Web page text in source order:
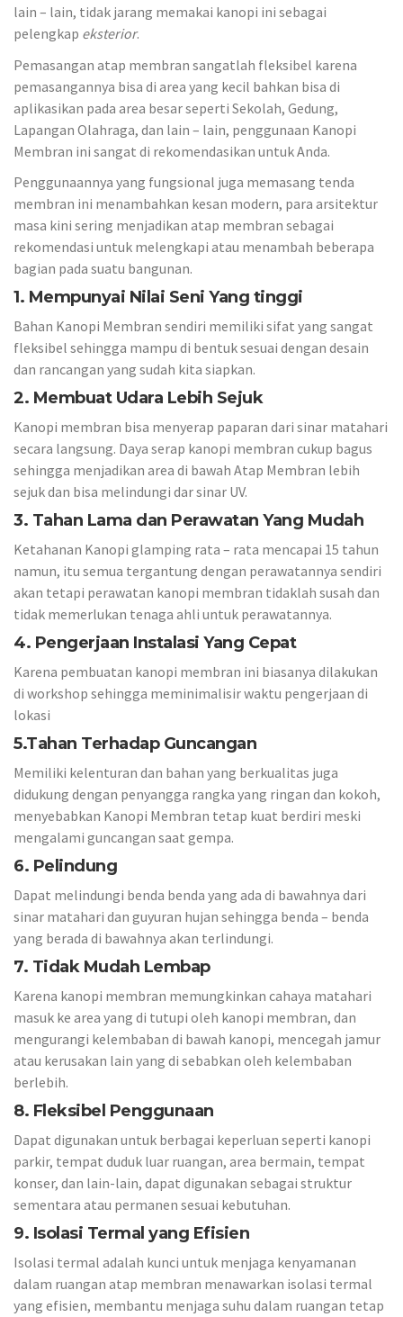
lain – lain, tidak jarang memakai kanopi ini sebagai
pelengkap eksterior.
Pemasangan atap membran sangatlah fleksibel karena
pemasangannya bisa di area yang kecil bahkan bisa di
aplikasikan pada area besar seperti Sekolah, Gedung,
Lapangan Olahraga, dan lain – lain, penggunaan Kanopi
Membran ini sangat di rekomendasikan untuk Anda.
Penggunaannya yang fungsional juga memasang tenda
membran ini menambahkan kesan modern, para arsitektur
masa kini sering menjadikan atap membran sebagai
rekomendasi untuk melengkapi atau menambah beberapa
bagian pada suatu bangunan.
1. Mempunyai Nilai Seni Yang tinggi
Bahan Kanopi Membran sendiri memiliki sifat yang sangat
fleksibel sehingga mampu di bentuk sesuai dengan desain
dan rancangan yang sudah kita siapkan.
2. Membuat Udara Lebih Sejuk
Kanopi membran bisa menyerap paparan dari sinar matahari
secara langsung. Daya serap kanopi membran cukup bagus
sehingga menjadikan area di bawah Atap Membran lebih
sejuk dan bisa melindungi dar sinar UV.
3. Tahan Lama dan Perawatan Yang Mudah
Ketahanan Kanopi glamping rata – rata mencapai 15 tahun
namun, itu semua tergantung dengan perawatannya sendiri
akan tetapi perawatan kanopi membran tidaklah susah dan
tidak memerlukan tenaga ahli untuk perawatannya.
4. Pengerjaan Instalasi Yang Cepat
Karena pembuatan kanopi membran ini biasanya dilakukan
di workshop sehingga meminimalisir waktu pengerjaan di
lokasi
5.Tahan Terhadap Guncangan
Memiliki kelenturan dan bahan yang berkualitas juga
didukung dengan penyangga rangka yang ringan dan kokoh,
menyebabkan Kanopi Membran tetap kuat berdiri meski
mengalami guncangan saat gempa.
6. Pelindung
Dapat melindungi benda benda yang ada di bawahnya dari
sinar matahari dan guyuran hujan sehingga benda – benda
yang berada di bawahnya akan terlindungi.
7. Tidak Mudah Lembap
Karena kanopi membran memungkinkan cahaya matahari
masuk ke area yang di tutupi oleh kanopi membran, dan
mengurangi kelembaban di bawah kanopi, mencegah jamur
atau kerusakan lain yang di sebabkan oleh kelembaban
berlebih.
8. Fleksibel Penggunaan
Dapat digunakan untuk berbagai keperluan seperti kanopi
parkir, tempat duduk luar ruangan, area bermain, tempat
konser, dan lain-lain, dapat digunakan sebagai struktur
sementara atau permanen sesuai kebutuhan.
9. Isolasi Termal yang Efisien
Isolasi termal adalah kunci untuk menjaga kenyamanan
dalam ruangan atap membran menawarkan isolasi termal
yang efisien, membantu menjaga suhu dalam ruangan tetap